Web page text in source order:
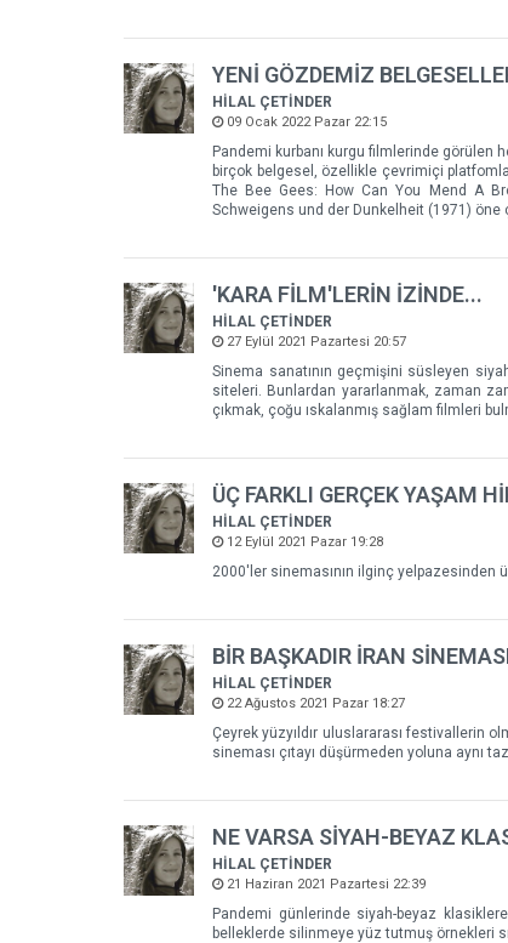
YENİ GÖZDEMİZ
HİLAL ÇETİNDER
09 Ocak 2022 Pazar 22:15
Pandemi kurbanı kurgu filmlerinde görülen
birçok belgesel, özellikle çevrimiçi
The Bee Gees: How Can You Mend A
Schweigens und der Dunkelheit (1971) öne
'KARA FİLM'LERİN İZİNDE...
HİLAL ÇETİNDER
27 Eylül 2021 Pazartesi 20:57
Sinema sanatının geçmişini süsleyen
siteleri. Bunlardan yararlanmak, zaman
çıkmak, çoğu ıskalanmış sağlam filmleri
ÜÇ FARKLI GERÇEK YAŞAM
HİLAL ÇETİNDER
12 Eylül 2021 Pazar 19:28
2000'ler sinemasının ilginç yelpazesinden
BİR BAŞKADIR İRAN
HİLAL ÇETİNDER
22 Ağustos 2021 Pazar 18:27
Çeyrek yüzyıldır uluslararası festivallerin
sineması çıtayı düşürmeden yoluna aynı
NE VARSA SİYAH-BEYAZ
HİLAL ÇETİNDER
21 Haziran 2021 Pazartesi 22:39
Pandemi günlerinde siyah-beyaz
belleklerde silinmeye yüz tutmuş örnekleri